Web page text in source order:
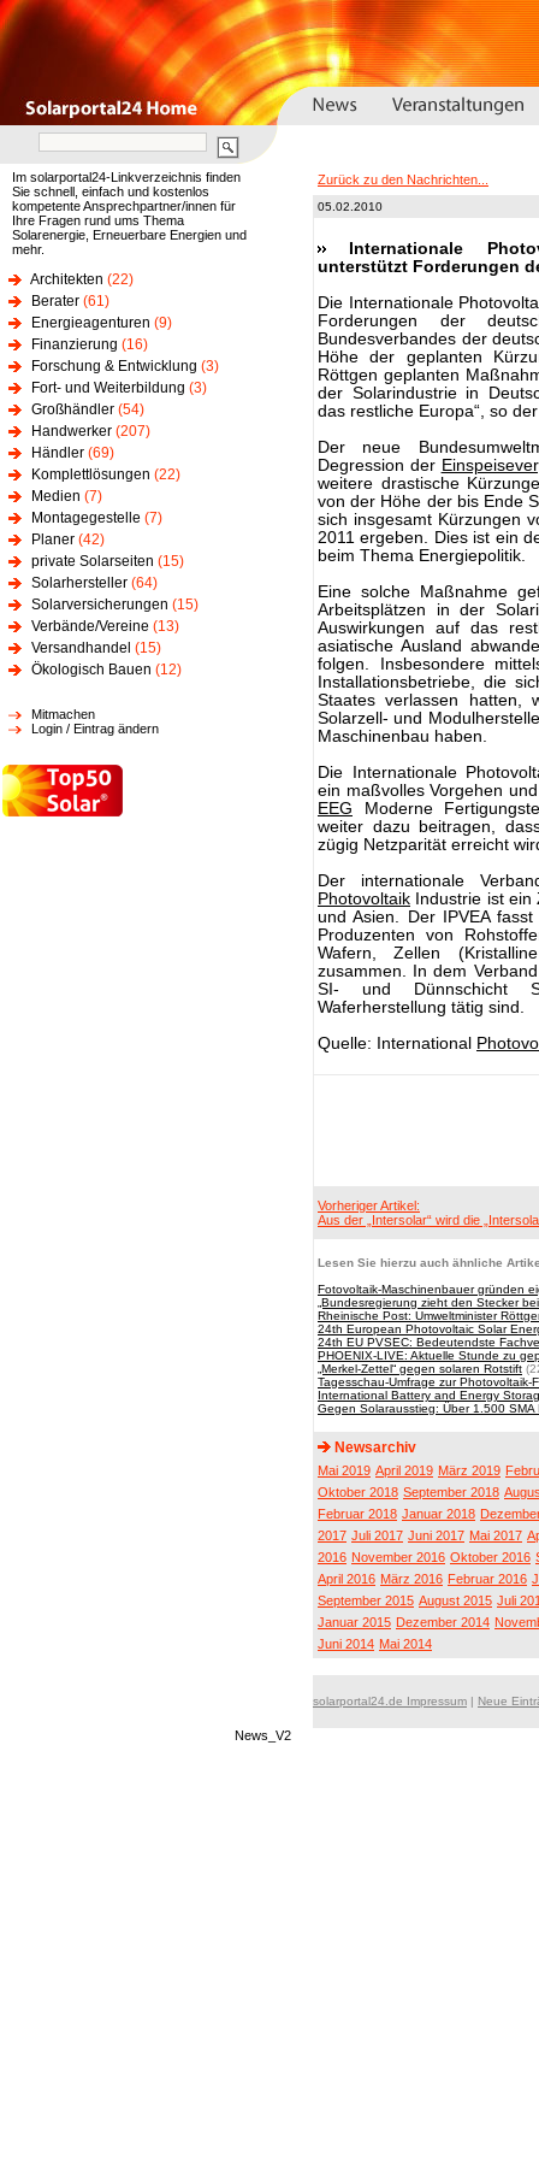
Im solarportal24-Linkverzeichnis finden
Sie schnell, einfach und kostenlos
kompetente Ansprechpartner/innen für
Ihre Fragen rund ums Thema
Solarenergie, Erneuerbare Energien und
mehr.
Architekten (22)
Berater (61)
Energieagenturen (9)
Finanzierung (16)
Forschung & Entwicklung (3)
Fort- und Weiterbildung (3)
Großhändler (54)
Handwerker (207)
Händler (69)
Komplettlösungen (22)
Medien (7)
Montagegestelle (7)
Planer (42)
private Solarseiten (15)
Solarhersteller (64)
Solarversicherungen (15)
Verbände/Vereine (13)
Versandhandel (15)
Ökologisch Bauen (12)
Mitmachen
Login / Eintrag ändern
Zurück zu den Nachrichten...
05.02.2010
Internationale
unterstützt Forderungen
Die Internationale
Forderungen der
Bundesverbandes der
Höhe der geplanten
Röttgen geplanten
der Solarindustrie in
das restliche Europa“, so
Der neue
Degression der
weitere drastische
von der Höhe der bis Ende
sich insgesamt Kürzungen
2011 ergeben. Dies ist ein
beim Thema Energiepolitik.
Eine solche Maßnahme
Arbeitsplätzen in der
Auswirkungen auf das
asiatische Ausland
folgen. Insbesondere
Installationsbetriebe, die
Staates verlassen hatten,
Solarzell- und
Maschinenbau haben.
Die Internationale
ein maßvolles Vorgehen
EEG Moderne
weiter dazu beitragen,
zügig Netzparität erreicht
Der internationale
Photovoltaik Industrie ist
und Asien. Der IPVEA
Produzenten von
Wafern, Zellen
zusammen. In dem
SI- und Dünnschicht
Waferherstellung tätig sind.
Quelle: International
Vorheriger Artikel:
Aus der „Intersolar“ wird die
Lesen Sie hierzu auch ähnliche
Fotovoltaik-Maschinenbauer gründen
„Bundesregierung zieht den Stecker
Rheinische Post: Umweltminister
24th European Photovoltaic Solar
24th EU PVSEC: Bedeutendste
PHOENIX-LIVE: Aktuelle Stunde zu
„Merkel-Zettel“ gegen solaren Rotstift
Tagesschau-Umfrage zur
International Battery and Energy
Gegen Solarausstieg: Über 1.500
Newsarchiv
Mai 2019 April 2019 März 2019
Oktober 2018 September 2018
Februar 2018 Januar 2018
2017 Juli 2017 Juni 2017 Mai 2017
2016 November 2016 Oktober 2016
April 2016 März 2016 Februar 2016
September 2015 August 2015 Juli
Januar 2015 Dezember 2014
Juni 2014 Mai 2014
solarportal24.de Impressum | Neue
News_V2